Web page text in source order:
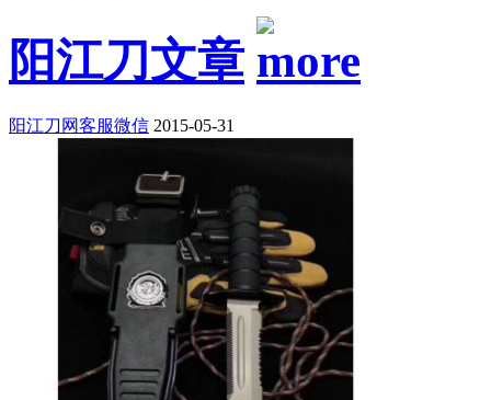
阳江刀文章
阳江刀网客服微信 2015-05-31